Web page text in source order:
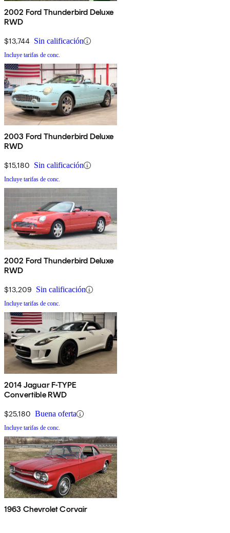
2002 Ford Thunderbird Deluxe
RWD
$13,744 Sin calificación
Incluye tarifas de conc.
2003 Ford Thunderbird Deluxe
RWD
$15,180 Sin calificación
Incluye tarifas de conc.
2002 Ford Thunderbird Deluxe
RWD
$13,209 Sin calificación
Incluye tarifas de conc.
2014 Jaguar F-TYPE
Convertible RWD
$25,180 Buena oferta
Incluye tarifas de conc.
1963 Chevrolet Corvair